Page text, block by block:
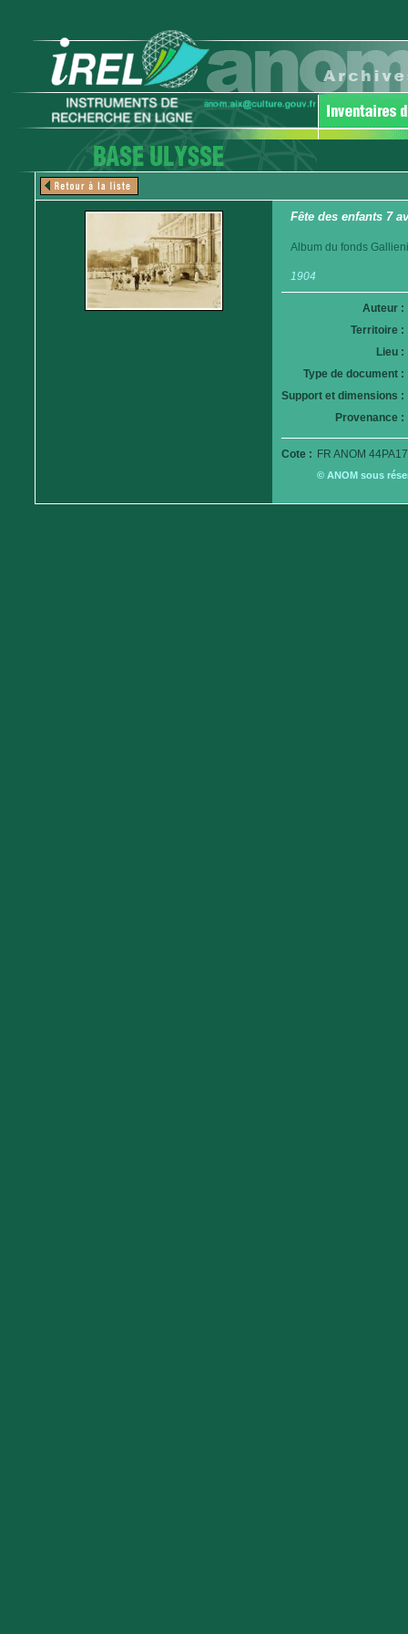
Fête des enfants 7
Album du fonds
1904
Auteur :
Territoire :
Lieu :
Type de document :
Support et dimensions :
Provenance :
Cote : FR ANOM
© ANOM sous